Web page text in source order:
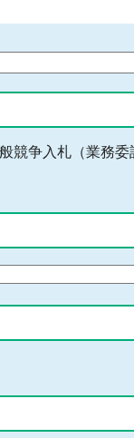
競争入札（業務委